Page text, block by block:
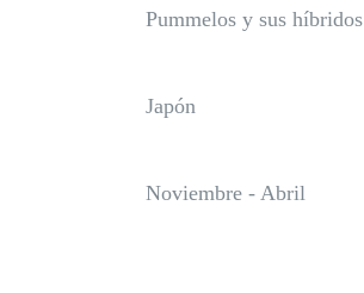
Pummelos y sus híbridos
Japón
Noviembre - Abril